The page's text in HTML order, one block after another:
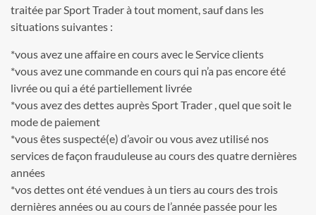
traitée par Sport Trader à tout moment, sauf dans les
situations suivantes :
*vous avez une affaire en cours avec le Service clients
*vous avez une commande en cours qui n’a pas encore été
livrée ou qui a été partiellement livrée
*vous avez des dettes auprès Sport Trader , quel que soit le
mode de paiement
*vous êtes suspecté(e) d’avoir ou vous avez utilisé nos
services de façon frauduleuse au cours des quatre dernières
années
*vos dettes ont été vendues à un tiers au cours des trois
dernières années ou au cours de l’année passée pour les